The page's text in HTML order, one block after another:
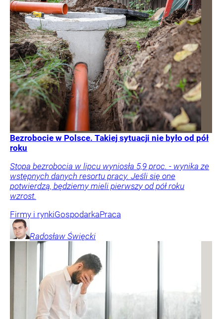
Bezrobocie w Polsce. Takiej sytuacji nie było od pół
roku
Stopa bezrobocia w lipcu wyniosła 5,9 proc. - wynika ze
wstępnych danych resortu pracy. Jeśli się one
potwierdzą, będziemy mieli pierwszy od pół roku
wzrost.
Firmy i rynkiGospodarkaPraca
Radosław Święcki